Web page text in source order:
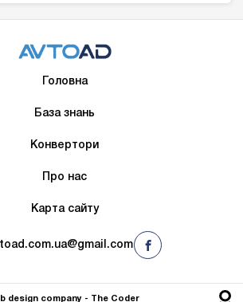
Головна
База знань
Конвертори
Про нас
Карта сайту
design company - The Сoder